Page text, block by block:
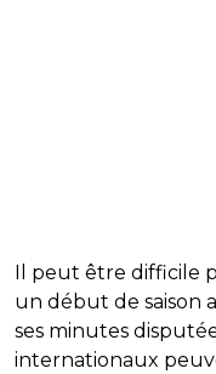
Il peut être difficile
un début de saison
ses minutes
internationaux